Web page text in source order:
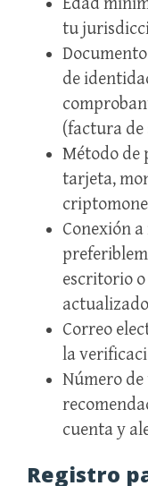
tu
de
(factura de
Método de
tarjeta,
Conexión
escritorio
Correo
la
Número
cuenta y
Registro